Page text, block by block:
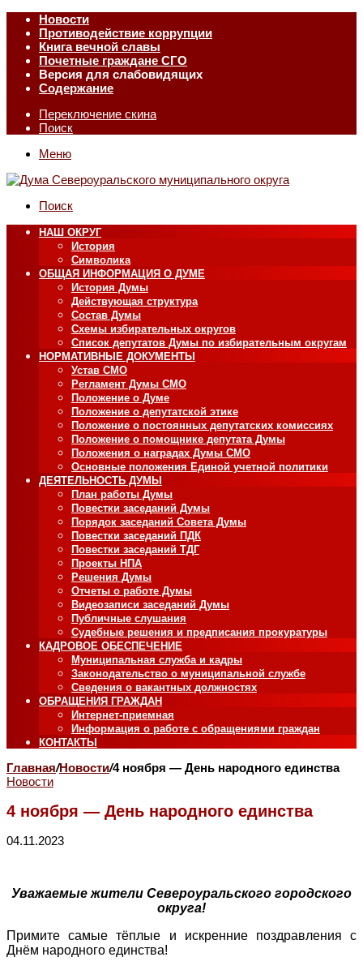
Новости
Противодействие коррупции
Книга вечной славы
Почетные граждане СГО
Версия для слабовидящих
Содержание
Переключение скина
Поиск
Меню
Поиск
НАШ ОКРУГ
История
Символика
ОБЩАЯ ИНФОРМАЦИЯ О ДУМЕ
История Думы
Действующая структура
Состав Думы
Схемы избирательных округов
Список депутатов Думы по избирательным округам
НОРМАТИВНЫЕ ДОКУМЕНТЫ
Устав СМО
Регламент Думы СМО
Положение о Думе
Положение о депутатской этике
Положение о постоянных депутатских комиссиях
Положение о помощнике депутата Думы
Положения о наградах Думы СМО
Основные положения Единой учетной политики
ДЕЯТЕЛЬНОСТЬ ДУМЫ
План работы Думы
Повестки заседаний Думы
Порядок заседаний Совета Думы
Повестки заседаний ПДК
Повестки заседаний ТДГ
Проекты НПА
Решения Думы
Отчеты о работе Думы
Видеозаписи заседаний Думы
Публичные слушания
Судебные решения и предписания прокуратуры
КАДРОВОЕ ОБЕСПЕЧЕНИЕ
Муниципальная служба и кадры
Законодательство о муниципальной службе
Сведения о вакантных должностях
ОБРАЩЕНИЯ ГРАЖДАН
Интернет-приемная
Информация о работе с обращениями граждан
КОНТАКТЫ
Главная/Новости/4 ноября — День народного единства
Новости
4 ноября — День народного единства
04.11.2023
Уважаемые жители Североуральского городского
округа!
Примите самые тёплые и искренние поздравления с
Днём народного единства!